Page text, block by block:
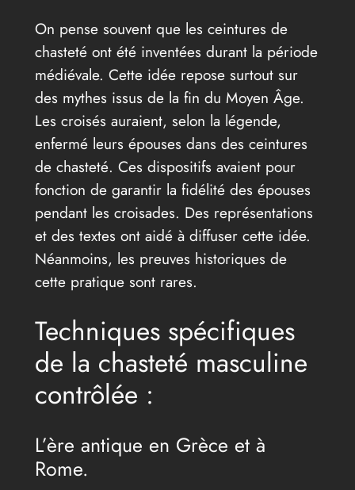
On pense souvent que les ceintures de
chasteté ont été inventées durant la période
médiévale. Cette idée repose surtout sur
des mythes issus de la fin du Moyen Âge.
Les croisés auraient, selon la légende,
enfermé leurs épouses dans des ceintures
de chasteté. Ces dispositifs avaient pour
fonction de garantir la fidélité des épouses
pendant les croisades. Des représentations
et des textes ont aidé à diffuser cette idée.
Néanmoins, les preuves historiques de
cette pratique sont rares.
Techniques spécifiques
de la chasteté masculine
contrôlée :
L’ère antique en Grèce et à
Rome.